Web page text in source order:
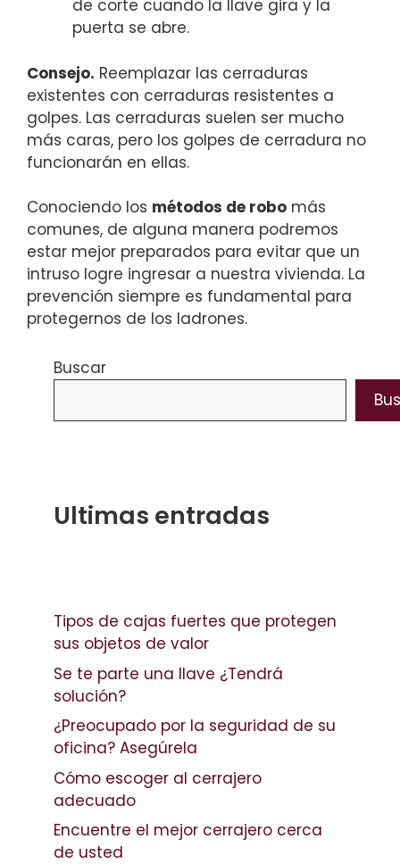
de corte cuando la llave gira y la
puerta se abre.
Consejo. Reemplazar las cerraduras
existentes con cerraduras resistentes a
golpes. Las cerraduras suelen ser mucho
más caras, pero los golpes de cerradura no
funcionarán en ellas.
Conociendo los métodos de robo más
comunes, de alguna manera podremos
estar mejor preparados para evitar que un
intruso logre ingresar a nuestra vivienda. La
prevención siempre es fundamental para
protegernos de los ladrones.
Buscar
Ultimas entradas
Tipos de cajas fuertes que protegen
sus objetos de valor
Se te parte una llave ¿Tendrá
solución?
¿Preocupado por la seguridad de su
oficina? Asegúrela
Cómo escoger al cerrajero
adecuado
Encuentre el mejor cerrajero cerca
de usted